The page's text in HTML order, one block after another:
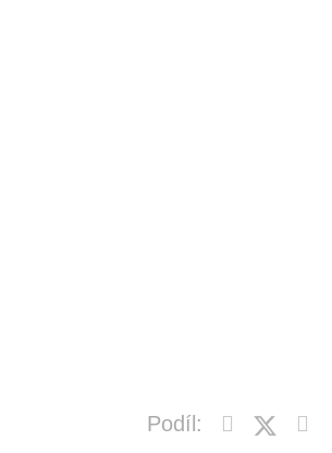
Podíl: